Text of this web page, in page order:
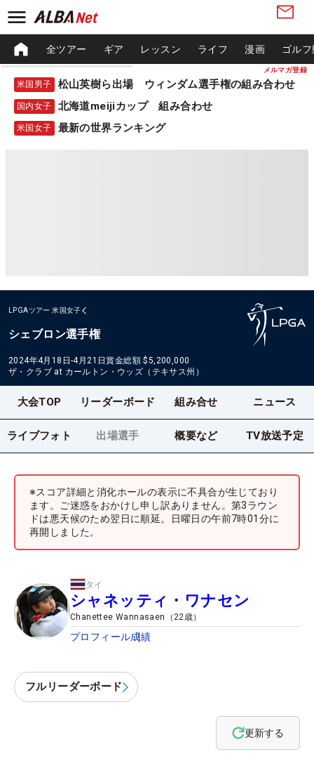
メルマガ登録
全ツアー ギア レッスン ライフ 漫画 ゴル
米国男子 松山英樹ら出場 ウィンダム選手権の組み合わせ
国内女子 北海道meijiカップ 組み合わせ
米国女子 最新の世界ランキング
LPGAツアー 米国女子
シェブロン選手権
2024年4月18日-4月21日賞金総額 $5,200,000
ザ・クラブ at カールトン・ウッズ（テキサス州）
大会TOP リーダーボード 組み合せ ニュース
ライブフォト 出場選手 概要など TV放送予定
※スコア詳細と消化ホールの表示に不具合が生じており
ます。ご迷惑をおかけし申し訳ありません。第3ラウン
ドは悪天候のため翌日に順延。日曜日の午前7時01分に
再開しました。
タイ
シャネッティ・ワナセン
Chanettee Wannasaen （22歳）
プロフィール成績
フルリーダーボード
更新する